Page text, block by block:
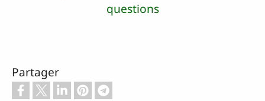
questions
Partager